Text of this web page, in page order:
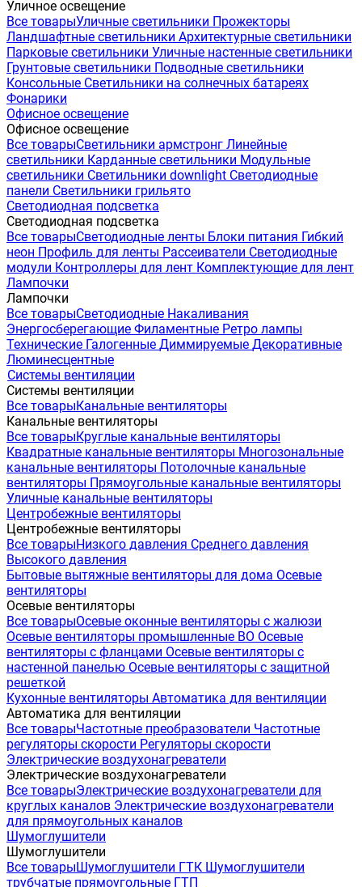
Уличное освещение
Все товарыУличные светильники Прожекторы
Ландшафтные светильники Архитектурные светильники
Парковые светильники Уличные настенные светильники
Грунтовые светильники Подводные светильники
Консольные Светильники на солнечных батареях
Фонарики
Офисное освещение
Офисное освещение
Все товарыСветильники армстронг Линейные
светильники Карданные светильники Модульные
светильники Светильники downlight Светодиодные
панели Светильники грильято
Светодиодная подсветка
Светодиодная подсветка
Все товарыСветодиодные ленты Блоки питания Гибкий
неон Профиль для ленты Рассеиватели Светодиодные
модули Контроллеры для лент Комплектующие для лент
Лампочки
Лампочки
Все товарыСветодиодные Накаливания
Энергосберегающие Филаментные Ретро лампы
Технические Галогенные Диммируемые Декоративные
Люминесцентные
Системы вентиляции
Системы вентиляции
Все товарыКанальные вентиляторы
Канальные вентиляторы
Все товарыКруглые канальные вентиляторы
Квадратные канальные вентиляторы Многозональные
канальные вентиляторы Потолочные канальные
вентиляторы Прямоугольные канальные вентиляторы
Уличные канальные вентиляторы
Центробежные вентиляторы
Центробежные вентиляторы
Все товарыНизкого давления Среднего давления
Высокого давления
Бытовые вытяжные вентиляторы для дома Осевые
вентиляторы
Осевые вентиляторы
Все товарыОсевые оконные вентиляторы с жалюзи
Осевые вентиляторы промышленные ВО Осевые
вентиляторы с фланцами Осевые вентиляторы с
настенной панелью Осевые вентиляторы с защитной
решеткой
Кухонные вентиляторы Автоматика для вентиляции
Автоматика для вентиляции
Все товарыЧастотные преобразователи Частотные
регуляторы скорости Регуляторы скорости
Электрические воздухонагреватели
Электрические воздухонагреватели
Все товарыЭлектрические воздухонагреватели для
круглых каналов Электрические воздухонагреватели
для прямоугольных каналов
Шумоглушители
Шумоглушители
Все товарыШумоглушители ГТК Шумоглушители
трубчатые прямоугольные ГТП